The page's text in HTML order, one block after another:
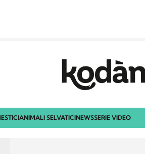
ANIMALI SELVATICINEWSSERIE VIDEO